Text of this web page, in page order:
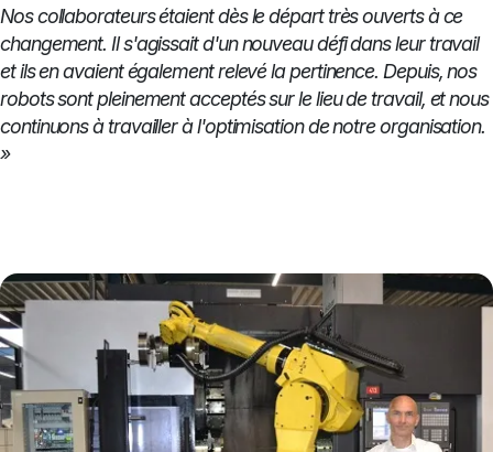
Nos collaborateurs étaient dès le départ très ouverts à ce
changement. Il s'agissait d'un nouveau défi dans leur travail
et ils en avaient également relevé la pertinence. Depuis, nos
robots sont pleinement acceptés sur le lieu de travail, et nous
continuons à travailler à l'optimisation de notre organisation.
»